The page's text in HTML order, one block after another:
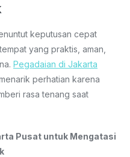
keputusan cepat
yang praktis, aman,
Pegadaian di Jakarta
perhatian karena
rasa tenang saat
Pusat untuk Mengatasi